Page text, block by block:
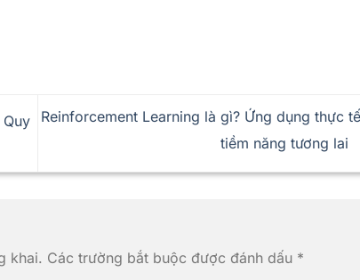
Reinforcement Learning là gì? Ứng dụng thực
tiềm năng tương lai
khai. Các trường bắt buộc được đánh dấu *